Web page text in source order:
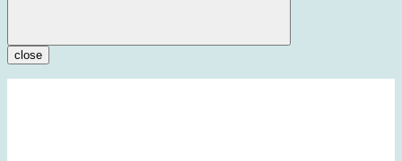
close